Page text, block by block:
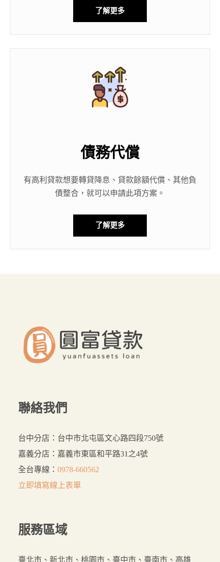
了解更多
債務代償
有高利貸款想要轉貸降息、貸款餘額代償、其他負
債整合，就可以申請此項方案。
了解更多
聯絡我們
台中分店：台中市北屯區文心路四段750號
嘉義分店：嘉義市東區和平路31之4號
全台專線：0978-660562
立即填寫線上表單
服務區域
臺北市、新北市、桃園市、臺中市、臺南市、高雄